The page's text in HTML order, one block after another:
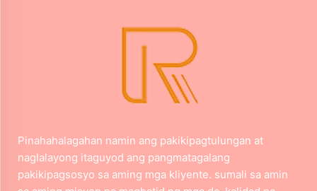
Pinahahalagahan namin ang pakikipagtulungan at
naglalayong itaguyod ang pangmatagalang
pakikipagsosyo sa aming mga kliyente. sumali sa amin